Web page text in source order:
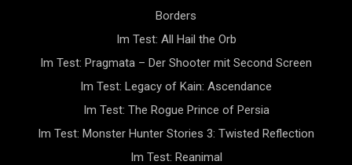
Borders
Im Test: All Hail the Orb
Im Test: Pragmata – Der Shooter mit Second Screen
Im Test: Legacy of Kain: Ascendance
Im Test: The Rogue Prince of Persia
Im Test: Monster Hunter Stories 3: Twisted Reflection
Im Test: Reanimal